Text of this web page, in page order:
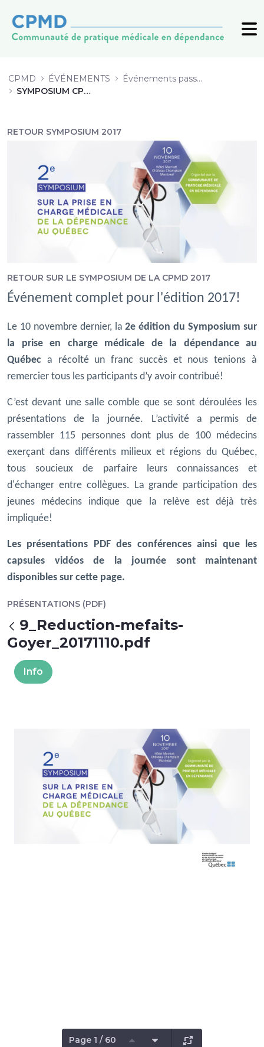
CPMD ÉVÉNEMENTS
Événements passés (archive)
SYMPOSIUM CPMD 2017
RETOUR SYMPOSIUM 2017
RETOUR SUR LE SYMPOSIUM DE LA CPMD 2017
Événement complet pour l'édition 2017!
Le 10 novembre dernier, la2e édition du Symposium sur
la prise en charge médicale de la dépendance au
Québec a récolté un franc succès et nous tenions à
remercier tous les participants d’y avoir contribué!
C’est devant une salle comble que se sont déroulées les
présentations de la journée. L’activité a permis de
rassembler 115 personnes dont plus de 100 médecins
exerçant dans différents milieux et régions du Québec,
tous soucieux de parfaire leurs connaissances et
d'échanger entre collègues. La grande participation des
jeunes médecins indique que la relève est déjà très
impliquée!
Les présentations PDF des conférences ainsi que les
capsules vidéos de la journée sont maintenant
disponibles sur cette page.
PRÉSENTATIONS (PDF)
Back
9_Reduction-mefaits-
Goyer_20171110.pdf
Info
Page 1 / 60